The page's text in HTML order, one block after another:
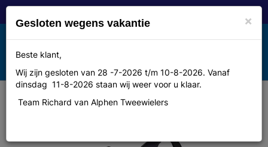
Toggle
navigation
MENU
Agu Broek k bret base zwart m
×
Gesloten wegens vakantie
Beste klant,
Wij zijn gesloten van 28 -7-2026 t/m 10-8-2026. Vanaf
dinsdag 11-8-2026 staan wij weer voor u klaar.
Team Richard van Alphen Tweewielers